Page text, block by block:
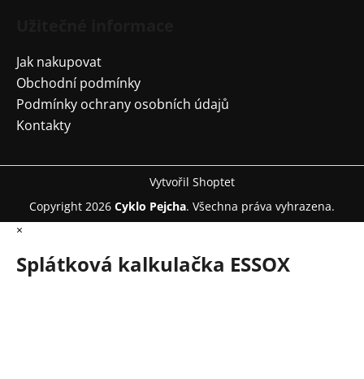
Jak nakupovat
Obchodní podmínky
Podmínky ochrany osobních údajů
Kontakty
Vytvořil Shoptet
Copyright 2026 Cyklo Pejcha. Všechna práva vyhrazena.
×
Splátková kalkulačka ESSOX